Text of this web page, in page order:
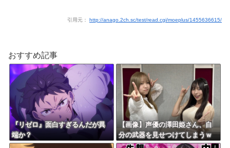
引用元： http://anago.2ch.sc/test/read.cgi/moeplus/1455636615/
おすすめ記事
『リゼロ』面白すぎるんだが異
端か？
【画像】声優の澤田姫さん、自
分の武器を見せつけてしまうｗ
ｗｗｗ